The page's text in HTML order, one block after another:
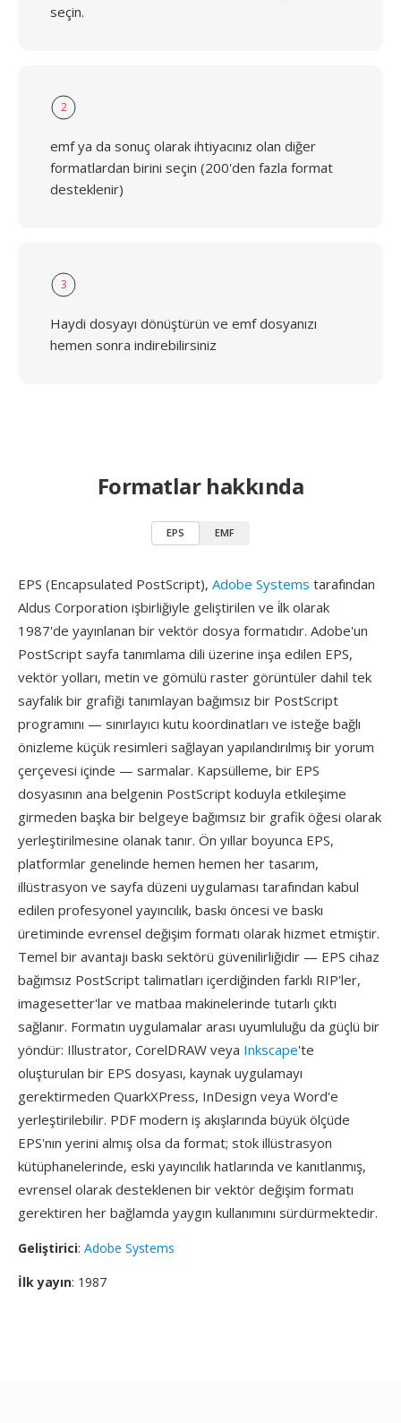
seçin.
2
emf ya da sonuç olarak ihtiyacınız olan diğer
formatlardan birini seçin (200'den fazla format
desteklenir)
3
Haydi dosyayı dönüştürün ve emf dosyanızı
hemen sonra indirebilirsiniz
Formatlar hakkında
EPS EMF
EPS (Encapsulated PostScript), Adobe Systems tarafından
Aldus Corporation işbirliğiyle geliştirilen ve i̇lk olarak
1987'de yayınlanan bir vektör dosya formatıdır. Adobe'un
PostScript sayfa tanımlama dili üzerine inşa edilen EPS,
vektör yolları, metin ve gömülü raster görüntüler dahil tek
sayfalık bir grafiği tanımlayan bağımsız bir PostScript
programını — sınırlayıcı kutu koordinatları ve isteğe bağlı
önizleme küçük resimleri sağlayan yapılandırılmış bir yorum
çerçevesi içinde — sarmalar. Kapsülleme, bir EPS
dosyasının ana belgenin PostScript koduyla etkileşime
girmeden başka bir belgeye bağımsız bir grafik öğesi olarak
yerleştirilmesine olanak tanır. Ön yıllar boyunca EPS,
platformlar genelinde hemen hemen her tasarım,
illüstrasyon ve sayfa düzeni uygulaması tarafından kabul
edilen profesyonel yayıncılık, baskı öncesi ve baskı
üretiminde evrensel değişim formatı olarak hizmet etmiştir.
Temel bir avantajı baskı sektörü güvenilirliğidir — EPS cihaz
bağımsız PostScript talimatları içerdiğinden farklı RIP'ler,
imagesetter'lar ve matbaa makinelerinde tutarlı çıktı
sağlanır. Formatın uygulamalar arası uyumluluğu da güçlü bir
yöndür: Illustrator, CorelDRAW veya Inkscape'te
oluşturulan bir EPS dosyası, kaynak uygulamayı
gerektirmeden QuarkXPress, InDesign veya Word'e
yerleştirilebilir. PDF modern iş akışlarında büyük ölçüde
EPS'nın yerini almış olsa da format; stok illüstrasyon
kütüphanelerinde, eski yayıncılık hatlarında ve kanıtlanmış,
evrensel olarak desteklenen bir vektör değişim formatı
gerektiren her bağlamda yaygın kullanımını sürdürmektedir.
Geliştirici: Adobe Systems
İlk yayın: 1987